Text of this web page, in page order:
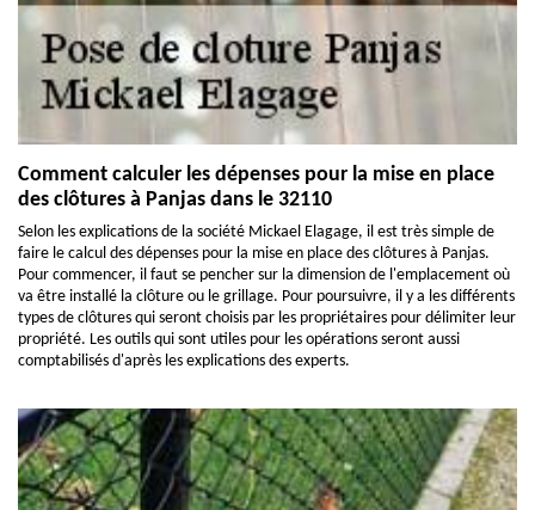
Comment calculer les dépenses pour la mise en place
des clôtures à Panjas dans le 32110
Selon les explications de la société Mickael Elagage, il est très simple de
faire le calcul des dépenses pour la mise en place des clôtures à Panjas.
Pour commencer, il faut se pencher sur la dimension de l'emplacement où
va être installé la clôture ou le grillage. Pour poursuivre, il y a les différents
types de clôtures qui seront choisis par les propriétaires pour délimiter leur
propriété. Les outils qui sont utiles pour les opérations seront aussi
comptabilisés d'après les explications des experts.